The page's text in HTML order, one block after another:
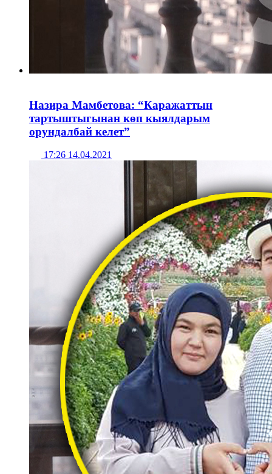
Назира Мамбетова: “Каражаттын
тартыштыгынан көп кыялдарым
орундалбай келет”
17:26 14.04.2021